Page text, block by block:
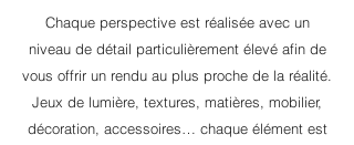
Chaque perspective est réalisée avec un
niveau de détail particulièrement élevé afin de
vous offrir un rendu au plus proche de la réalité.
Jeux de lumière, textures, matières, mobilier,
décoration, accessoires… chaque élément est